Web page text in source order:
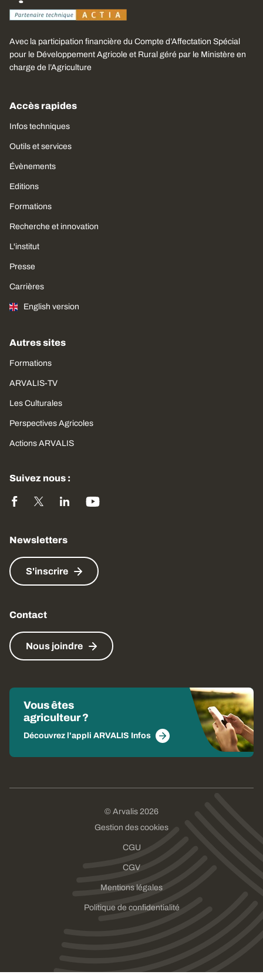
Avec la participation financière du Compte d’Affectation Spécial
pour le Développement Agricole et Rural géré par le Ministère en
charge de l’Agriculture
Accès rapides
Infos techniques
Outils et services
Évènements
Editions
Formations
Recherche et innovation
L'institut
Presse
Carrières
English version
Autres sites
Formations
ARVALIS-TV
Les Culturales
Perspectives Agricoles
Actions ARVALIS
Suivez nous :
Newsletters
S'inscrire
Contact
Nous joindre
Vous êtes
agriculteur ?
Découvrez l'appli ARVALIS Infos
© Arvalis 2026
Gestion des cookies
CGU
CGV
Mentions légales
Politique de confidentialité